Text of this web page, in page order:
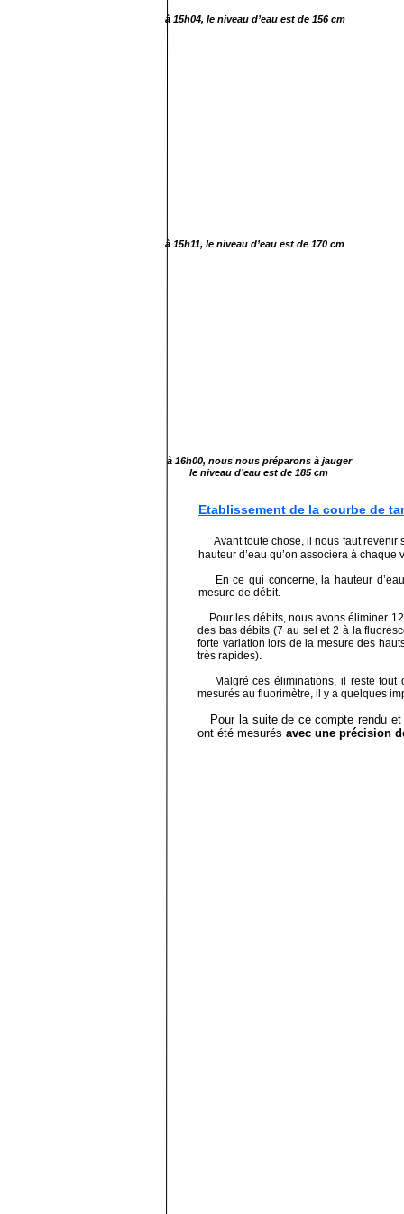
à 15h04, le niveau d’eau est de 156 cm
à 16h00, nous nous préparons à jauger
le niveau d’eau est de 185 cm
à 15h11, le niveau d’eau est de 170 cm
Etablissement de la courbe de
Avant toute chose, il nous faut
hauteur d’eau qu’on associera à
En ce qui concerne, la hauteur
mesure de débit.
Pour les débits, nous avons éliminer
des bas débits (7 au sel et 2 à la
forte variation lors de la mesure des
très rapides).
Malgré ces éliminations, il reste tout
mesurés au fluorimètre, il y a quelques
Pour la suite de ce compte rendu
ont été mesurés avec une précision